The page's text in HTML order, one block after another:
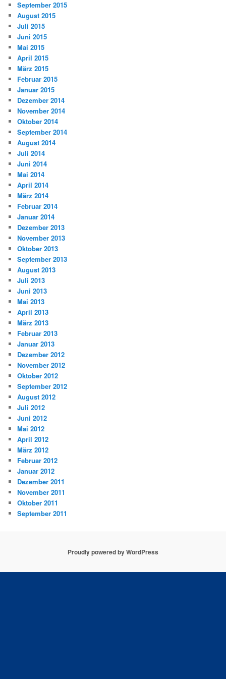
September 2015
August 2015
Juli 2015
Juni 2015
Mai 2015
April 2015
März 2015
Februar 2015
Januar 2015
Dezember 2014
November 2014
Oktober 2014
September 2014
August 2014
Juli 2014
Juni 2014
Mai 2014
April 2014
März 2014
Februar 2014
Januar 2014
Dezember 2013
November 2013
Oktober 2013
September 2013
August 2013
Juli 2013
Juni 2013
Mai 2013
April 2013
März 2013
Februar 2013
Januar 2013
Dezember 2012
November 2012
Oktober 2012
September 2012
August 2012
Juli 2012
Juni 2012
Mai 2012
April 2012
März 2012
Februar 2012
Januar 2012
Dezember 2011
November 2011
Oktober 2011
September 2011
Proudly powered by WordPress